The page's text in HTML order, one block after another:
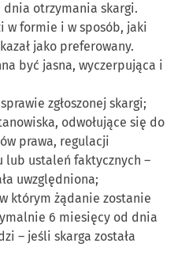
dnia otrzymania skargi.
w formie i w sposób, jaki
jako preferowany.
być jasna, wyczerpująca i
zgłoszonej skargi;
odwołujące się do
prawa, regulacji
lub ustaleń faktycznych –
uwzględniona;
którym żądanie zostanie
6 miesięcy od dnia
– jeśli skarga została